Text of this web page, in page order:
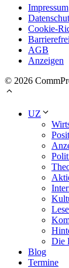
Impressum
Cookie-
AGB
Anzeigen
© 2026
UZ
Die
Blog
Termine